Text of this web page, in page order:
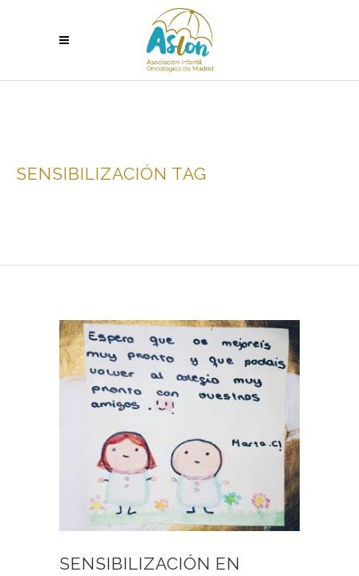
SENSIBILIZACIÓN TAG
SENSIBILIZACIÓN EN